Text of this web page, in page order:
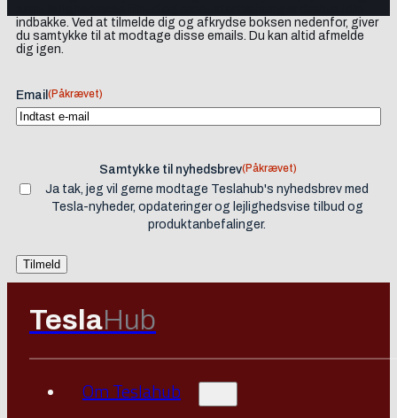
indbakke. Ved at tilmelde dig og afkrydse boksen nedenfor, giver
du samtykke til at modtage disse emails. Du kan altid afmelde
dig igen.
Email (Påkrævet)
Samtykke til nyhedsbrev(Påkrævet)
Ja tak, jeg vil gerne modtage Teslahub's nyhedsbrev med
Tesla-nyheder, opdateringer og lejlighedsvise tilbud og
produktanbefalinger.
TeslaHub
Om Teslahub